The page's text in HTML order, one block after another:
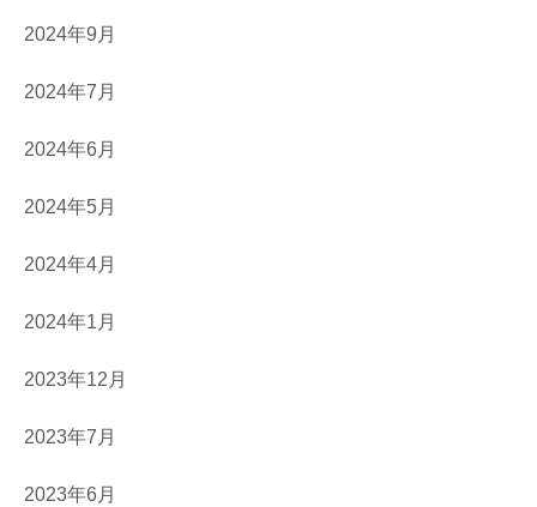
2024年9月
2024年7月
2024年6月
2024年5月
2024年4月
2024年1月
2023年12月
2023年7月
2023年6月